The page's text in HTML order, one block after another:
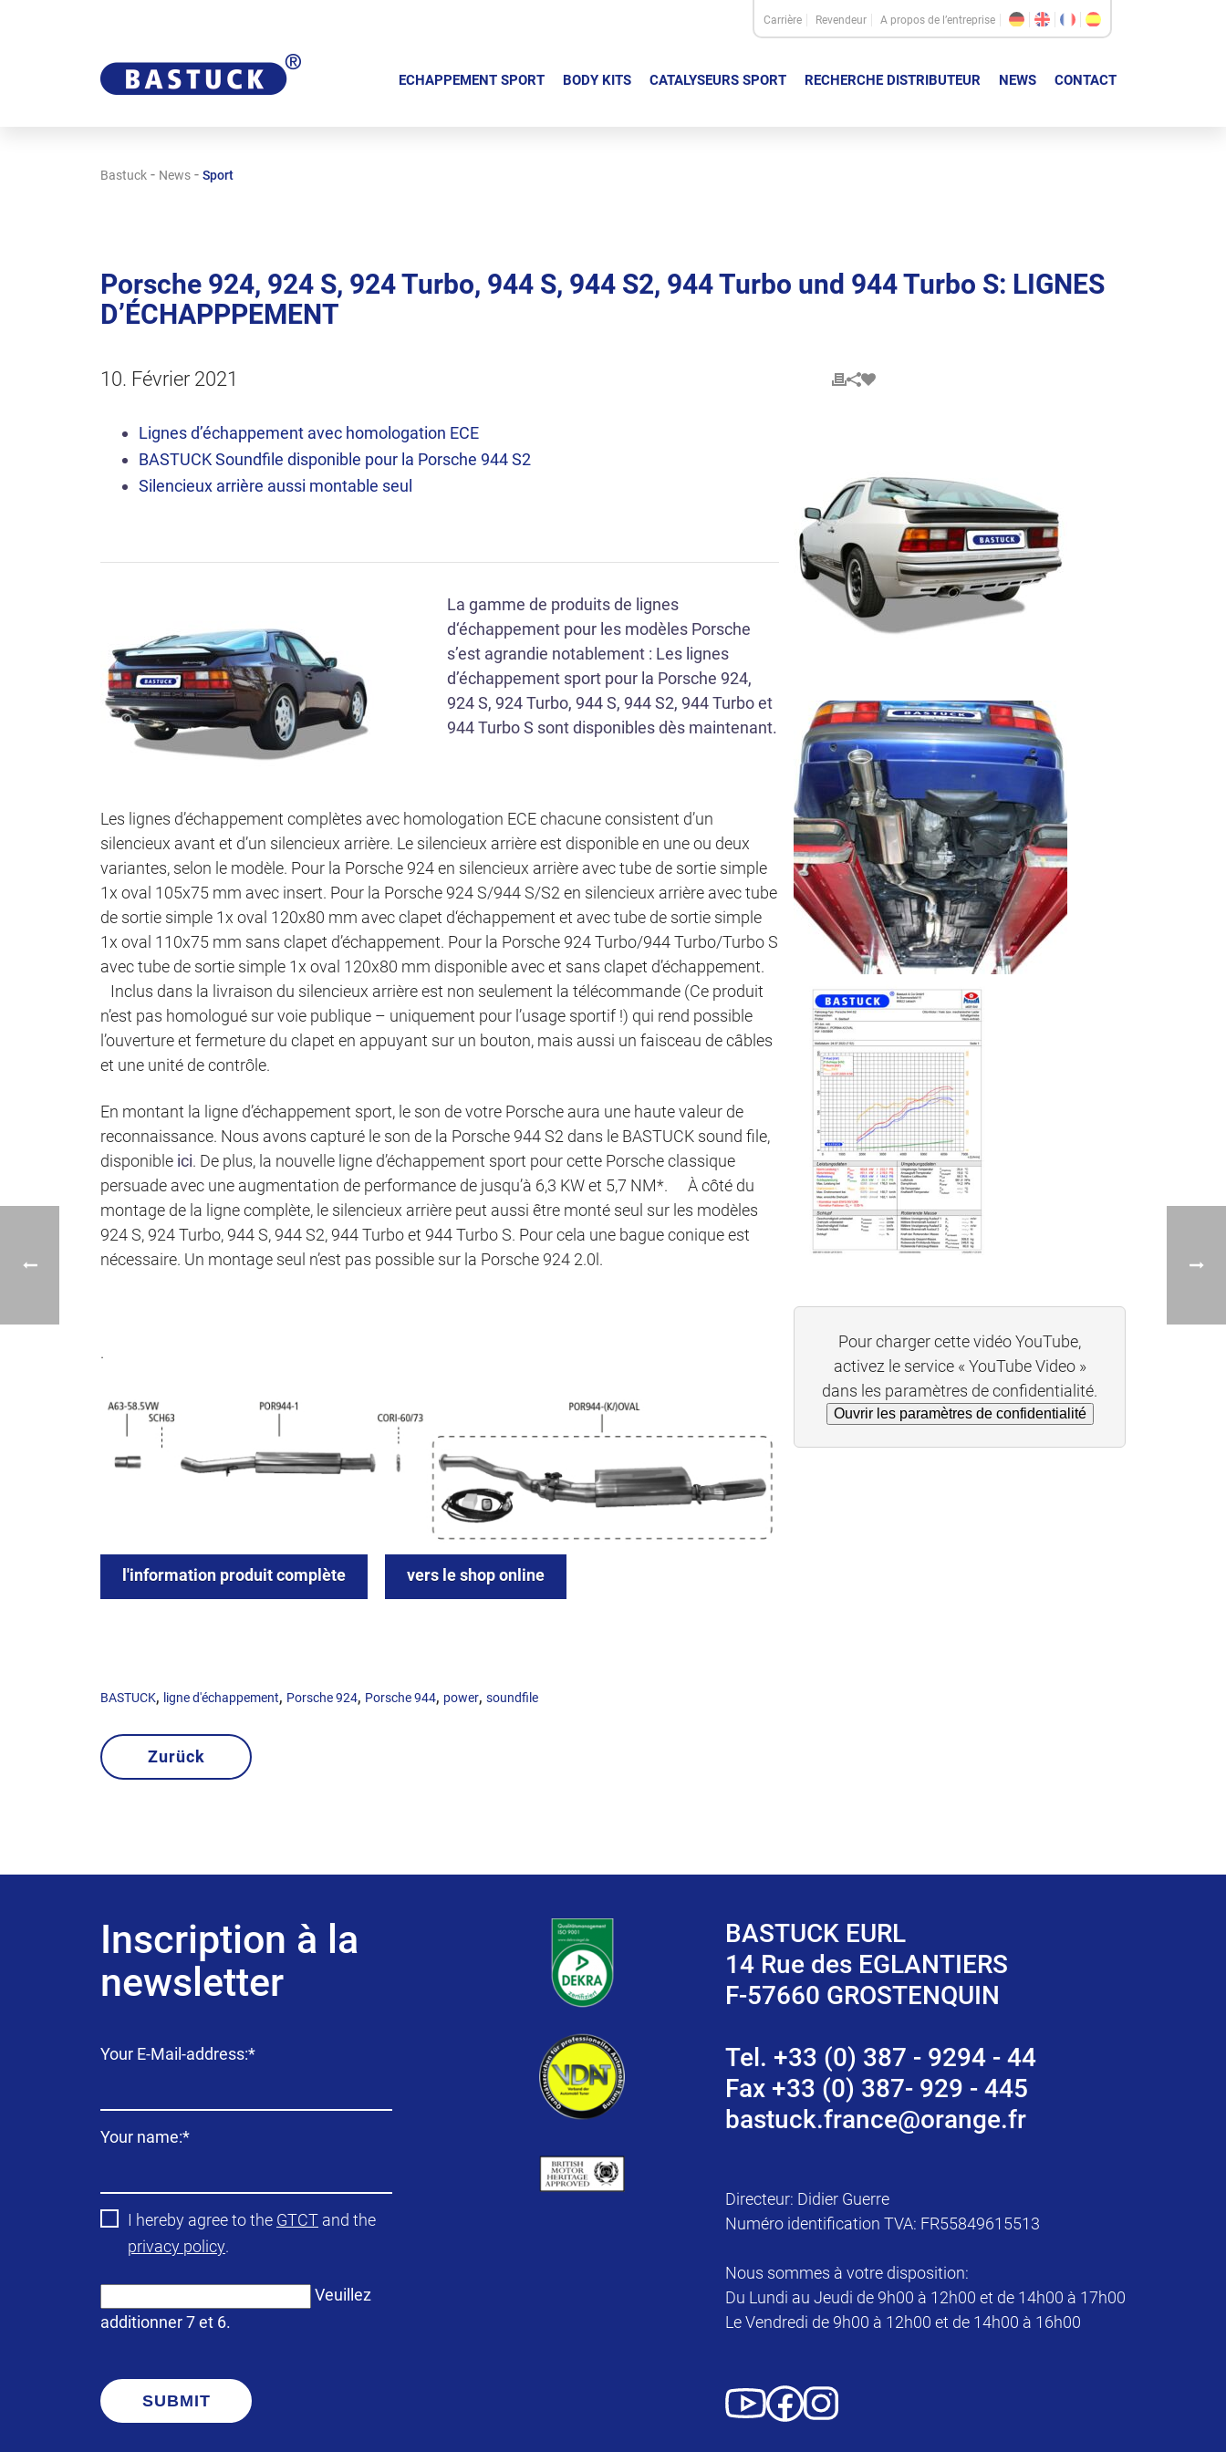
Carrière Revendeur A propos de l’entreprise
n
ECHAPPEMENT SPORT BODY KITS CATALYSEURS SPORT RECHERCHE DISTRIBUTEUR NEWS CONTACT
Bastuck - News - Sport
Porsche 924, 924 S, 924 Turbo, 944 S, 944 S2, 944 Turbo und 944 Turbo S: LIGNES
D’ÉCHAPPPEMENT
10. Février 2021
Lignes d’échappement avec homologation ECE
BASTUCKSoundfile disponible pour la Porsche 944 S2
Silencieux arrière aussi montable seul
La gamme de produits de lignes
d‘échappement pour les modèles Porsche
s’est agrandie notablement : Les lignes
d’échappement sport pour la Porsche 924,
924 S, 924 Turbo, 944 S, 944 S2, 944 Turbo et
944 Turbo S sont disponibles dès maintenant.
Les lignes d’échappement complètes avec homologation ECE chacune consistent d’un
silencieux avant et d’un silencieux arrière. Le silencieux arrière est disponible en une ou deux
variantes, selon le modèle. Pour la Porsche 924 en silencieux arrière avec tube de sortie simple
1x oval 105x75 mm avec insert. Pour la Porsche 924 S/944 S/S2 en silencieux arrière avec tube
de sortie simple 1x oval 120x80 mm avec clapet d‘échappement et avec tube de sortie simple
1x oval 110x75 mm sans clapet d’échappement. Pour la Porsche 924 Turbo/944 Turbo/Turbo S
avec tube de sortie simple 1x oval 120x80 mm disponible avec et sans clapet d’échappement.
Inclus dans la livraison du silencieux arrière est non seulement la télécommande (Ce produit
n’est pas homologué sur voie publique – uniquement pour l’usage sportif !) qui rend possible
l’ouverture et fermeture du clapet en appuyant sur un bouton, mais aussi un faisceau de câbles
et une unité de contrôle.
En montant la ligne d’échappement sport, le son de votre Porsche aura une haute valeur de
reconnaissance. Nous avons capturé le son de la Porsche 944 S2 dans le BASTUCK sound file,
disponible ici. De plus, la nouvelle ligne d’échappement sport pour cette Porsche classique
persuade avec une augmentation de performance de jusqu’à 6,3 KW et 5,7 NM*. À côté du
montage de la ligne complète, le silencieux arrière peut aussi être monté seul sur les modèles
924 S, 924 Turbo, 944 S, 944 S2, 944 Turbo et 944 Turbo S. Pour cela une bague conique est
nécessaire. Un montage seul n’est pas possible sur la Porsche 924 2.0l.
.
l'information produit complète vers le shop online
Pour charger cette vidéo YouTube,
activez le service « YouTube Video »
dans les paramètres de confidentialité.
Ouvrir les paramètres de confidentialité
BASTUCK, ligne d'échappement, Porsche 924, Porsche 944, power, soundfile
Zurück
Inscription à la
newsletter
Champ
Your E-Mail-address:*
Champ
Your name:*
I hereby agree to the GTCT and the
privacy policy.
Veuillez
additionner 7 et 6.
SUBMIT
BASTUCK EURL
14 Rue des EGLANTIERS
F-57660 GROSTENQUIN
Tel. +33 (0) 387 - 9294 - 44
Fax +33 (0) 387- 929 - 445
bastuck.france@orange.fr
Directeur: Didier Guerre
Numéro identification TVA: FR55849615513
Nous sommes à votre disposition:
Du Lundi au Jeudi de 9h00 à 12h00 et de 14h00 à 17h00
Le Vendredi de 9h00 à 12h00 et de 14h00 à 16h00